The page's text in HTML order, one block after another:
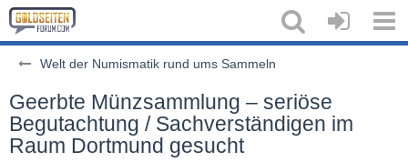
Welt der Numismatik rund ums Sammeln
Geerbte Münzsammlung – seriöse
Begutachtung / Sachverständigen im
Raum Dortmund gesucht